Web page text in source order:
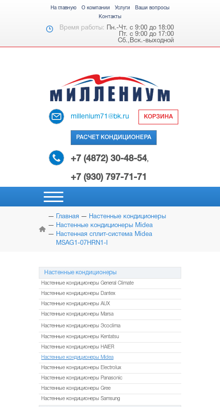
На главную О компании Услуги
Ваши вопросы
Контакты
Время работы: Пн.-Чт. с 9:00 до 18:00
Пт. с 9:00 до 17:00
Сб.,Вск.-выходной
millenium71@bk.ru КОРЗИНА
РАСЧЕТ КОНДИЦИОНЕРА
+7 (4872) 30-48-54,
+7 (930) 797-71-71
НАСТЕННЫЕ
КОНДИЦИОНЕРЫ
МУЛЬТИ
НАПОЛЬНО-ПОТОЛОЧНЫЕ
СИСТЕМЫ
КАССЕТНЫЕ
КОНДИЦИОНЕРЫ
КОЛОННЫЕ
КОНДИЦИОНЕРЫ
МОБИЛЬНЫЕ
КОНДИЦИОНЕРЫ
МОНТАЖ
И ОБСЛУЖИВАНИЕ
Главная
Настенные кондиционеры
Настенные кондиционеры Midea
Настенная сплит-система Midea
MSAG1-07HRN1-I
Настенные кондиционеры
Настенные кондиционеры General Climate
Настенные кондиционеры Dantex
Настенные кондиционеры AUX
Настенные кондиционеры Marsa
Настенные кондиционеры Эcoclima
Настенные кондиционеры Kentatsu
Настенные кондиционеры HAIER
Настенные кондиционеры Midea
Настенные кондиционеры Electrolux
Настенные кондиционеры Panasonic
Настенные кондиционеры Gree
Настенные кондиционеры Samsung